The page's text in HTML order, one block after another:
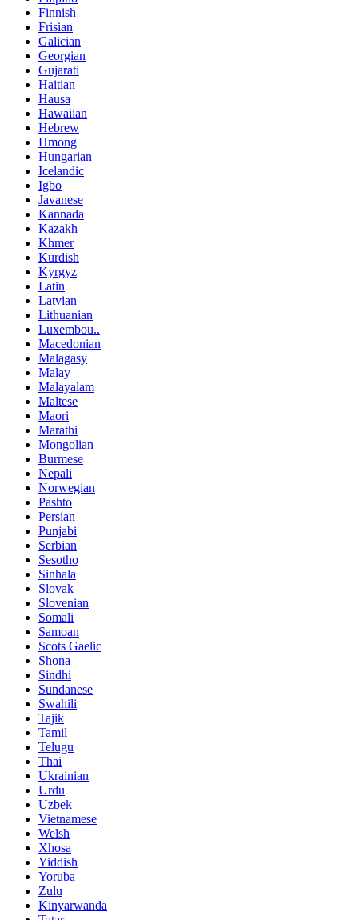
Finnish
Frisian
Galician
Georgian
Gujarati
Haitian
Hausa
Hawaiian
Hebrew
Hmong
Hungarian
Icelandic
Igbo
Javanese
Kannada
Kazakh
Khmer
Kurdish
Kyrgyz
Latin
Latvian
Lithuanian
Luxembou..
Macedonian
Malagasy
Malay
Malayalam
Maltese
Maori
Marathi
Mongolian
Burmese
Nepali
Norwegian
Pashto
Persian
Punjabi
Serbian
Sesotho
Sinhala
Slovak
Slovenian
Somali
Samoan
Scots Gaelic
Shona
Sindhi
Sundanese
Swahili
Tajik
Tamil
Telugu
Thai
Ukrainian
Urdu
Uzbek
Vietnamese
Welsh
Xhosa
Yiddish
Yoruba
Zulu
Kinyarwanda